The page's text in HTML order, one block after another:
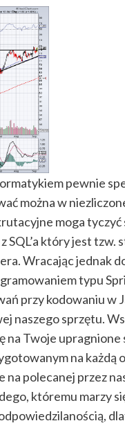
pewnie
można w
moga
który jest tzw.
Wracając jednak
typu
przy kodowaniu w
naszego sprzętu.
Twoje upragnione
na każdą
na polecanej przez
któremu marzy